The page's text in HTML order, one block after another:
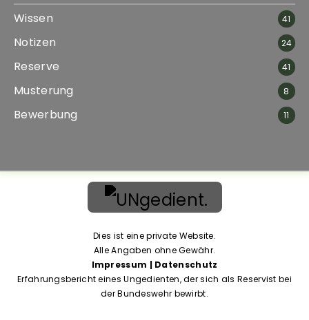
Wissen 41
Notizen 24
Reserve 41
Musterung 8
Bewerbung 11
Dies ist eine private Website.
Alle Angaben ohne Gewähr.
Impressum | Datenschutz
Erfahrungsbericht eines Ungedienten, der sich als Reservist bei
der Bundeswehr bewirbt.
einige
Wahrscheinlichkeit,
personalisierte
Angebote zu
sehen.